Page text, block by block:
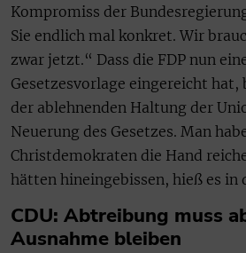
Kompromiss der
Sie endlich mal konkret. Wir
zwar jetzt.“ Dass die FDP nun
Gesetzesvorlage eingereicht
der ablehnenden Haltung der
Neuerung des Gesetzes. Man
Christdemokraten die Hand
hätten hineingebissen, hieß es in
CDU: Abtreibung muss
Ausnahme bleiben